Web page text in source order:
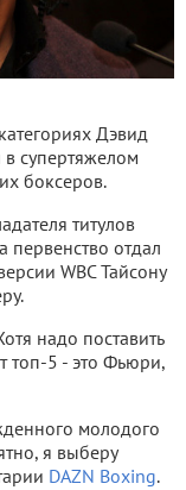
Дэвид
супертяжелом
боксеров.
титулов
первенство отдал
WBC Тайсону
надо поставить
топ-5 - это Фьюри,
молодого
я выберу
DAZN Boxing.